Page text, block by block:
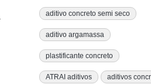
aditivo concreto semi seco
aditivo argamassa
plastificante concreto
ATRAI aditivos aditivos